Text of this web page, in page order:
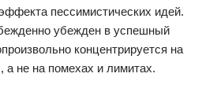
пессимистических идей.
убежден в успешный
концентрируется на
а не на помехах и лимитах.